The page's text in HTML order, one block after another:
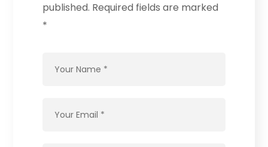
published. Required fields are marked
*